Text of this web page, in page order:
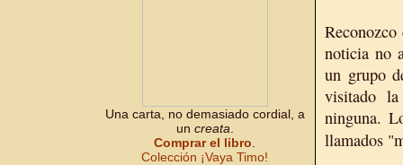
Una carta, no demasiado cordial, a
un creata
Comprar el libro
Colección ¡Vaya Timo!
noticia no
un grupo
visitado
ninguna.
llamados